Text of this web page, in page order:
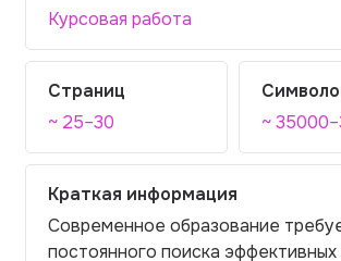
Курсовая работа
Страниц
~ 25–30
~
Краткая информация
Современное образование
постоянного поиска